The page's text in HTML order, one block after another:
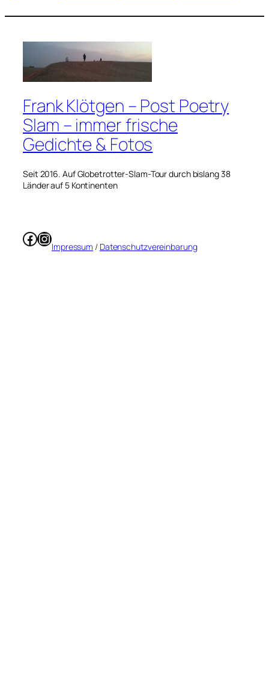
Frank Klötgen – Post Poetry
Slam – immer frische
Gedichte & Fotos
Seit 2016. Auf Globetrotter-Slam-Tour durch bislang 38
Länder auf 5 Kontinenten
Facebook
Instagram
Impressum / Datenschutzvereinbarung